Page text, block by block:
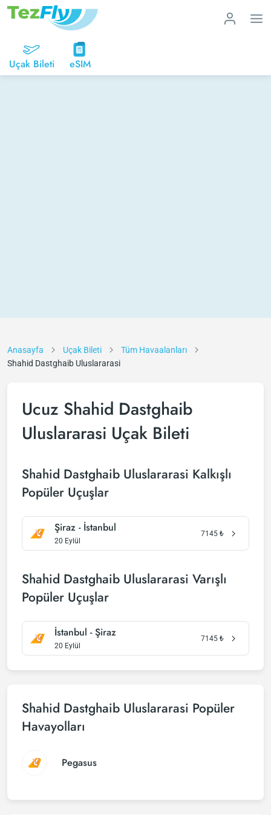
Uçak Bileti eSIM
Anasayfa Uçak Bileti
Tüm Havaalanları
Shahid Dastghaib Uluslararasi
Ucuz Shahid Dastghaib
Uluslararasi Uçak Bileti
Shahid Dastghaib Uluslararasi Kalkışlı
Popüler Uçuşlar
Şiraz - İstanbul
20 Eylül
7145 ₺
Shahid Dastghaib Uluslararasi Varışlı
Popüler Uçuşlar
İstanbul - Şiraz
20 Eylül
7145 ₺
Shahid Dastghaib Uluslararasi Popüler
Havayolları
Pegasus